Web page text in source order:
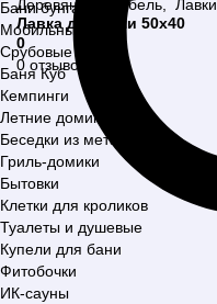
Бани бунгало
Мобильные бани
Срубовые бани
Баня Куб
Кемпинги
Летние домики
Беседки из металла
Гриль-домики
Бытовки
Клетки для кроликов
Туалеты и душевые
Купели для бани
Фитобочки
ИК-сауны
Деревянная мебель
Лавки
Лавка для бани 50х40
0
0 отзывов